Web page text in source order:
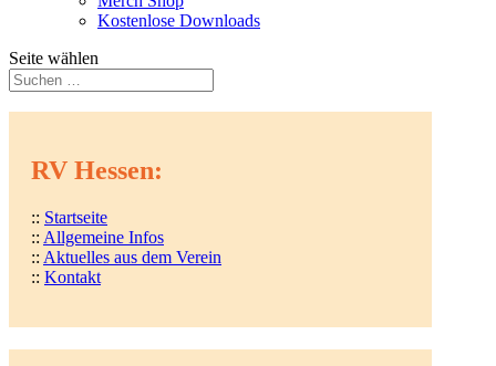
Kostenlose Downloads
Seite wählen
RV Hessen:
:: Startseite
:: Allgemeine Infos
:: Aktuelles aus dem Verein
:: Kontakt